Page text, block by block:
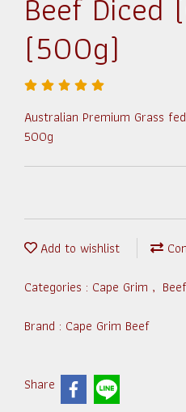
(500g)
Australian Premium Grass
500g
Add to wishlist
Categories : Cape Grim , Beef
Brand : Cape Grim Beef
Share